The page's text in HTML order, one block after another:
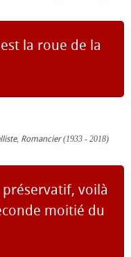
la roue de la
, Romancier(1933 - 2018)
voilà
moitié du